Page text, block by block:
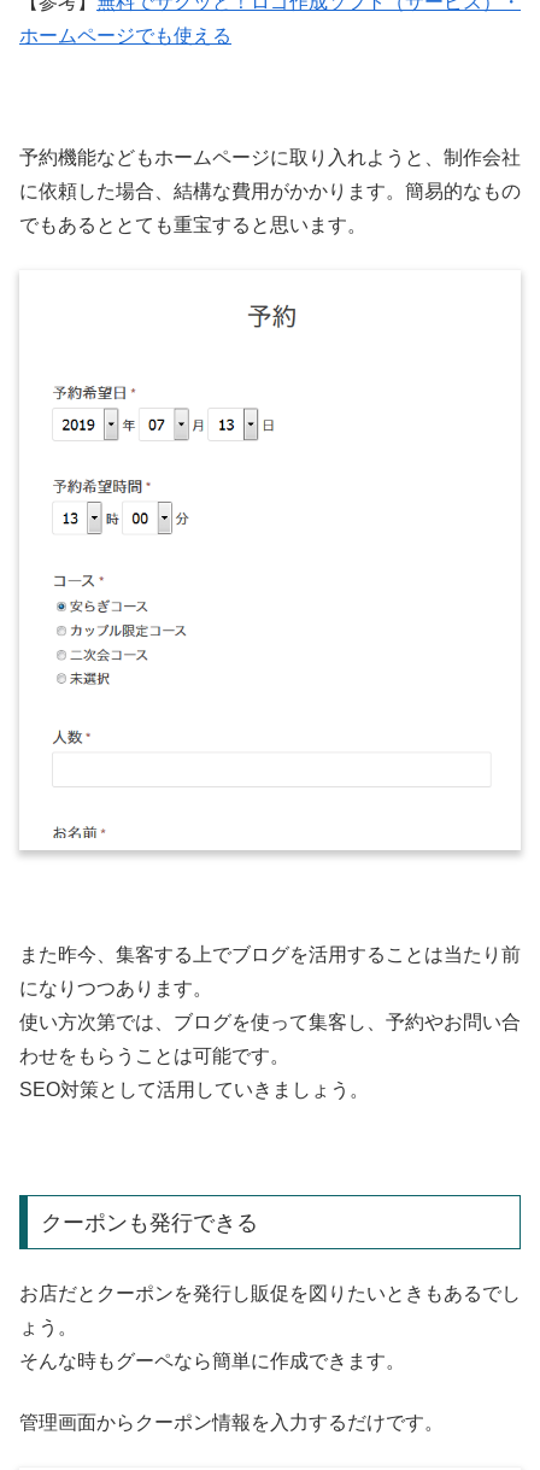
ホームページでも使える
予約機能などもホームページに取り入れようと、制作会社
に依頼した場合、結構な費用がかかります。簡易的なもの
でもあるととても重宝すると思います。
また昨今、集客する上でブログを活用することは当たり前
になりつつあります。
使い方次第では、ブログを使って集客し、予約やお問い合
わせをもらうことは可能です。
SEO対策として活用していきましょう。
クーポンも発行できる
お店だとクーポンを発行し販促を図りたいときもあるでし
ょう。
そんな時もグーペなら簡単に作成できます。
管理画面からクーポン情報を入力するだけです。